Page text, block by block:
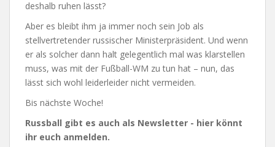
deshalb ruhen lässt?
Aber es bleibt ihm ja immer noch sein Job als
stellvertretender russischer Ministerpräsident. Und wenn
er als solcher dann halt gelegentlich mal was klarstellen
muss, was mit der Fußball-WM zu tun hat – nun, das
lässt sich wohl leiderleider nicht vermeiden.
Bis nächste Woche!
Russball gibt es auch als Newsletter - hier könnt
ihr euch anmelden.